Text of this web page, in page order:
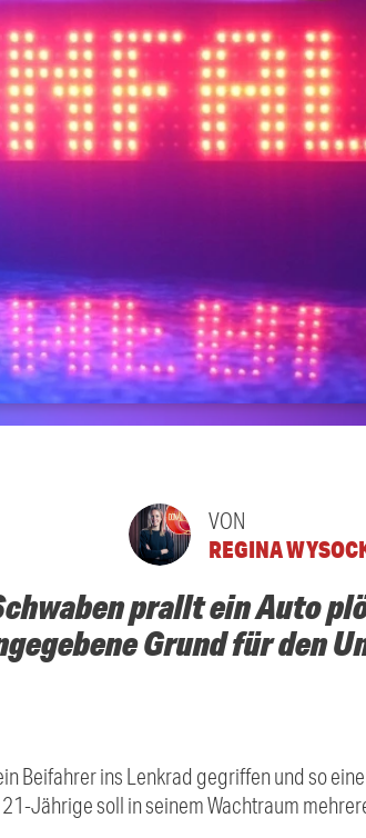
VON
REGINA
prallt ein Auto
Grund für den
Beifahrer ins Lenkrad gegriffen und so
Jährige soll in seinem Wachtraum